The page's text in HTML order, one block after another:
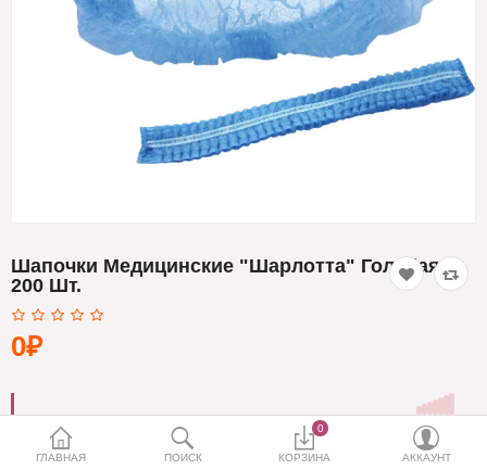
Нанопластика
Ещё категории
ГЛАВНАЯ ПОИСК
0
КОРЗИНА АККАУНТ
Шапочки Медицинские "Шарлотта" Голубая
200 Шт.
0₽